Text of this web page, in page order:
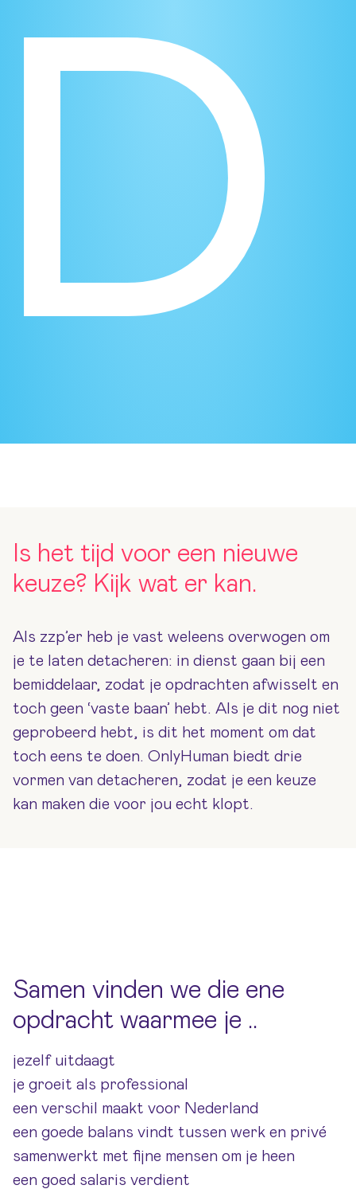
Is het tijd voor een nieuwe
keuze? Kijk wat er kan.
Als zzp’er heb je vast weleens overwogen om
je te laten detacheren: in dienst gaan bij een
bemiddelaar, zodat je opdrachten afwisselt en
toch geen ‘vaste baan’ hebt. Als je dit nog niet
geprobeerd hebt, is dit het moment om dat
toch eens te doen. OnlyHuman biedt drie
vormen van detacheren, zodat je een keuze
kan maken die voor jou echt klopt.
Samen vinden we die ene
opdracht waarmee je ..
jezelf uitdaagt
je groeit als professional
een verschil maakt voor Nederland
een goede balans vindt tussen werk en privé
samenwerkt met fijne mensen om je heen
een goed salaris verdient